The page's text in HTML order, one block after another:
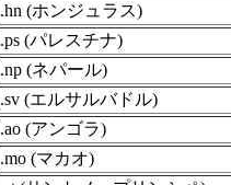
.hn (ホンジュラス)
.ps (パレスチナ)
.np (ネパール)
.sv (エルサルバドル)
.ao (アンゴラ)
.mo (マカオ)